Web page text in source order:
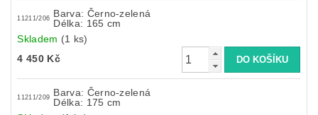
11211/206 Barva: Černo-zelená
Délka: 165 cm
Skladem (1 ks)
4 450 Kč
11211/209 Barva: Černo-zelená
Délka: 175 cm